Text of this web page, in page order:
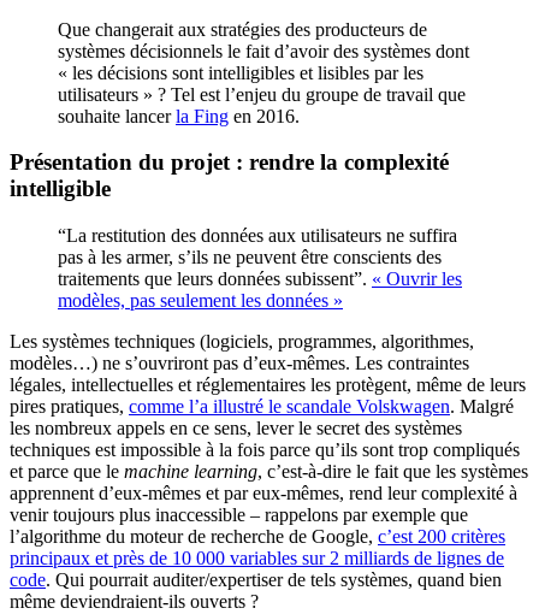
Que changerait aux stratégies des producteurs de
systèmes décisionnels le fait d’avoir des systèmes dont
« les décisions sont intelligibles et lisibles par les
utilisateurs » ? Tel est l’enjeu du groupe de travail que
souhaite lancerla Fing en 2016.
Présentation du projet : rendre la complexité
intelligible
“La restitution des données aux utilisateurs ne suffira
pas à les armer, s’ils ne peuvent être conscients des
traitements que leurs données subissent”. « Ouvrir les
modèles, pas seulement les données »
Les systèmes techniques (logiciels, programmes, algorithmes,
modèles…) ne s’ouvriront pas d’eux-mêmes. Les contraintes
légales, intellectuelles et réglementaires les protègent, même de leurs
pires pratiques, comme l’a illustré le scandale Volskwagen. Malgré
les nombreux appels en ce sens, lever le secret des systèmes
techniques est impossible à la fois parce qu’ils sont trop compliqués
et parce que le machine learning, c’est-à-dire le fait que les systèmes
apprennent d’eux-mêmes et par eux-mêmes, rend leur complexité à
venir toujours plus inaccessible – rappelons par exemple que
l’algorithme du moteur de recherche de Google, c’est 200 critères
principaux et près de 10 000 variables sur 2 milliards de lignes de
code. Qui pourrait auditer/expertiser de tels systèmes, quand bien
même deviendraient-ils ouverts ?